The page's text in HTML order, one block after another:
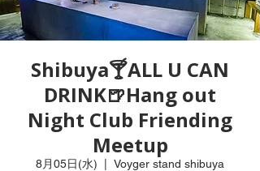
Shibuya🍸ALL U CAN
DRINK🍺Hang out
Night Club Friending
Meetup
8月05日(水) Voyger stand shibuya